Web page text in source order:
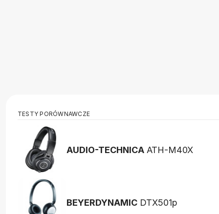
TESTY PORÓWNAWCZE
AUDIO-TECHNICA ATH-M40X
BEYERDYNAMIC DTX501p